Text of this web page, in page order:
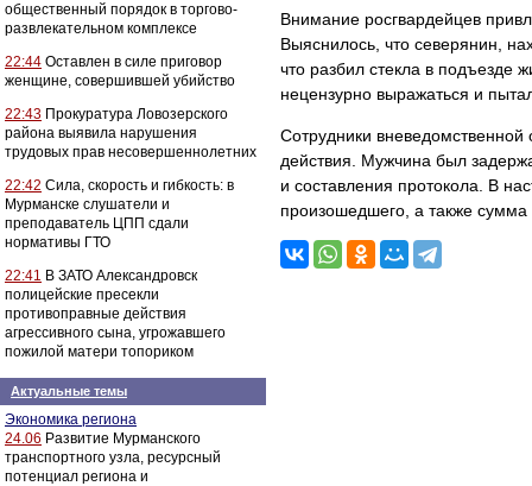
общественный порядок в торгово-
развлекательном комплексе
22:44 Оставлен в силе приговор
женщине, совершившей убийство
22:43 Прокуратура Ловозерского
района выявила нарушения
трудовых прав несовершеннолетних
22:42 Сила, скорость и гибкость: в
Мурманске слушатели и
преподаватель ЦПП сдали
нормативы ГТО
22:41 В ЗАТО Александровск
полицейские пресекли
противоправные действия
агрессивного сына, угрожавшего
пожилой матери топориком
Актуальные темы
Экономика региона
24.06 Развитие Мурманского
транспортного узла, ресурсный
потенциал региона и
Внимание росгвардейцев
Выяснилось, что северянин,
что разбил стекла в подъезде
нецензурно выражаться и
Сотрудники
действия. Мужчина был
и составления протокола. В
произошедшего, а также